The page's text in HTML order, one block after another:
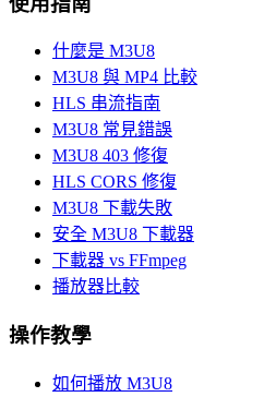
什麼是 M3U8
M3U8 與 MP4 比較
HLS 串流指南
M3U8 常見錯誤
M3U8 403 修復
HLS CORS 修復
M3U8 下載失敗
安全 M3U8 下載器
下載器 vs FFmpeg
播放器比較
操作教學
如何播放 M3U8